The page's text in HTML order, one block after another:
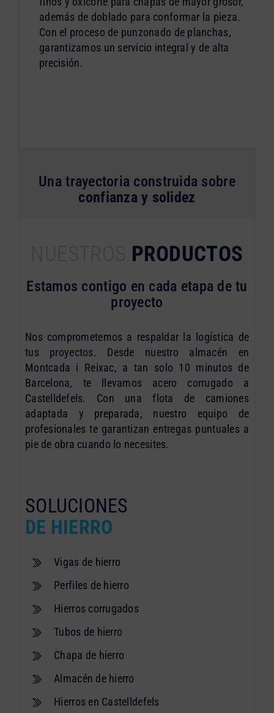
además de doblado para conformar la pieza.
Con el proceso de punzonado de planchas,
garantizamos un servicio integral y de alta
precisión.
Una trayectoria construida sobre
confianza y solidez
PRODUCTOS
Estamos contigo en cada etapa de tu
proyecto
Nos comprometemos a respaldar la logística de
tus proyectos. Desde nuestro almacén en
Montcada i Reixac, a tan solo 10 minutos de
Barcelona, te llevamos acero corrugado a
Castelldefels. Con una flota de camiones
adaptada y preparada, nuestro equipo de
profesionales te garantizan entregas puntuales a
pie de obra cuando lo necesites.
SOLUCIONES
DE HIERRO
Vigas de hierro
Perfiles de hierro
Hierros corrugados
Tubos de hierro
Chapa de hierro
Almacén de hierro
Hierros en Castelldefels